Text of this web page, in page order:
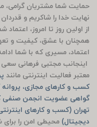
نهایت خدا را شاکریم و
از اولین روز تا امروز،
همچنان با عشق، کیفیت و
اعتماد، مسیری که با شما
اینجانب مجتبی فرهانی سعی
معتبر فعالیت اینترنتی مانند
کسب و کارهای مجازی،
گواهی عضویت انجمن صنفی
تهران (کسب و کارهای
دیجیتال) محیطی امن را برای